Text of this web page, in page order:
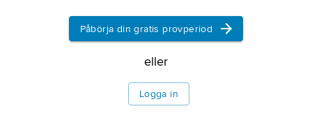
Påbörja din gratis provperiod
eller
Logga in